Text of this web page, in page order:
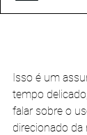
Isso é um
tempo
falar sobre o
direcionado da